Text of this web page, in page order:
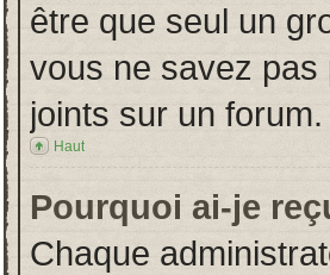
être que seul un
vous ne savez
joints sur un forum.
Haut
Pourquoi ai-je
Chaque